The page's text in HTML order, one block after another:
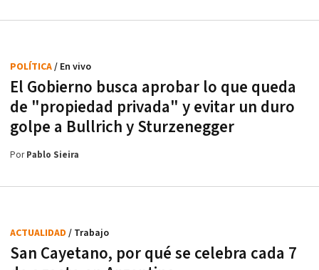
El Gobierno busca aprobar lo que queda
de "propiedad privada" y evitar un duro
golpe a Bullrich y Sturzenegger
POLÍTICA/ En vivo
PorPablo Sieira
San Cayetano, por qué se celebra cada 7
ACTUALIDAD / Trabajo